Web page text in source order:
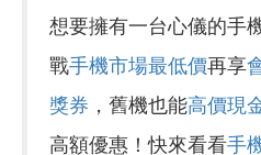
想要擁有一台心儀的手
戰手機市場最低價再享
獎券 ，舊機也能高價現
高額優惠！快來看看手